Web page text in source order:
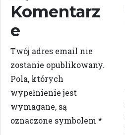
Komentarz
e
Twój adres email nie
zostanie opublikowany.
Pola, których
wypełnienie jest
wymagane, są
oznaczone symbolem *